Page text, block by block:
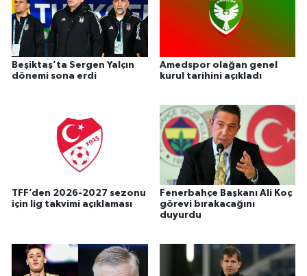
Beşiktaş’ta Sergen Yalçın
dönemi sona erdi
Amedspor olağan genel
kurul tarihini açıkladı
TFF’den 2026-2027 sezonu
için lig takvimi açıklaması
Fenerbahçe Başkanı Ali Koç
görevi bırakacağını
duyurdu